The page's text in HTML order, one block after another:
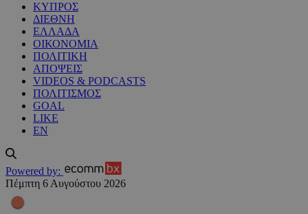
ΚΥΠΡΟΣ
ΔΙΕΘΝΗ
ΕΛΛΑΔΑ
ΟΙΚΟΝΟΜΙΑ
ΠΟΛΙΤΙΚΗ
ΑΠΟΨΕΙΣ
VIDEOS & PODCASTS
ΠΟΛΙΤΙΣΜΟΣ
GOAL
LIKE
EN
Powered by:
Πέμπτη 6 Αυγούστου 2026